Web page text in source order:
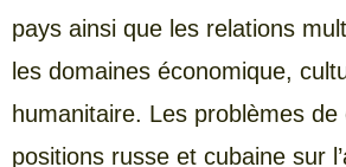
pays ainsi que les relations
les domaines économique,
humanitaire. Les problèmes
positions russe et cubaine sur